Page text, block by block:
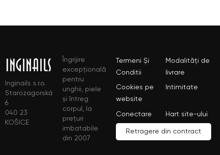
Inginails s.r.o.
Starozagorská
6
040 23
KOŠICE
Îngrijire
excepțională
pentru
unghii, piele
și întreg
corpul, la
prețuri
imbatabile
din 2007
Termeni Și
Conditii
Modalități de
livrare
Cookies pe
website
Intimitate
Conectare Hart site-ului
Retragere din contract